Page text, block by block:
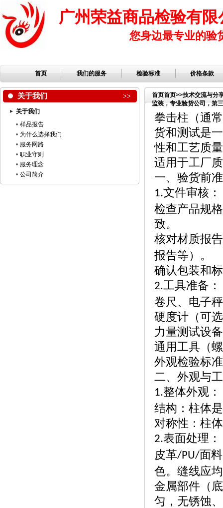
广州荣益商品检验有限
您身边最专业的验
首页 我们的服务 检验标准 价格条款
关于我们
关于我们
样品报告
为什么选择我们
服务网路
职业守则
服务理念
公司简介
首页首页>>技术交流与分
监装，专业验货公司，第
公司，服装检品，鞋子检
拳击柱（通
货和测试是
性和工艺质
适用于工厂
一、验货前
1.文件审核：
检查产品规
致。
核对材质报
报告等）。
确认包装和
2.工具准备：
卷尺、电子
硬度计（可
力量测试设
通用工具（
外观检验标
二、外观与
1.整体外观：
结构：柱体
对称性：柱
2.表面处理：
皮革/PU/面
色。缝线应
金属部件（
匀，无锈蚀